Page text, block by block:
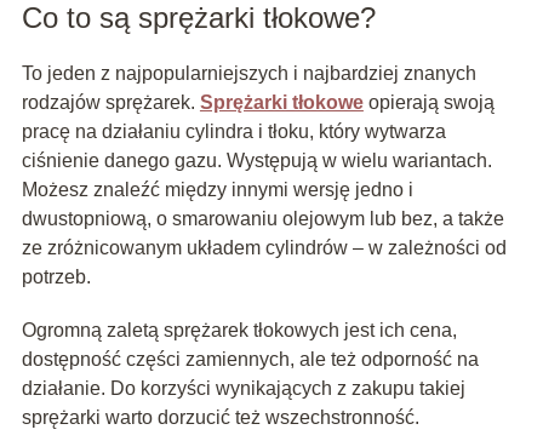
Co to są sprężarki tłokowe?
To jeden z najpopularniejszych i najbardziej znanych
rodzajów sprężarek. Sprężarki tłokoweopierają swoją
pracę na działaniu cylindra i tłoku, który wytwarza
ciśnienie danego gazu. Występują w wielu wariantach.
Możesz znaleźć między innymi wersję jedno i
dwustopniową, o smarowaniu olejowym lub bez, a także
ze zróżnicowanym układem cylindrów – w zależności od
potrzeb.
Ogromną zaletą sprężarek tłokowych jest ich cena,
dostępność części zamiennych, ale też odporność na
działanie. Do korzyści wynikających z zakupu takiej
sprężarki warto dorzucić też wszechstronność.